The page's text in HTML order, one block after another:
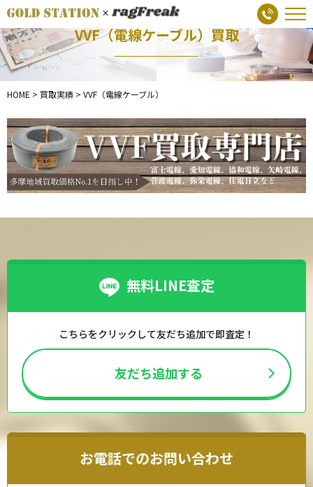
VVF（電線ケーブル）買取
HOME > 買取実績 > VVF（電線ケーブル）
無料LINE査定
こちらをクリックして友だち追加で即査定！
友だち追加する
お電話でのお問い合わせ